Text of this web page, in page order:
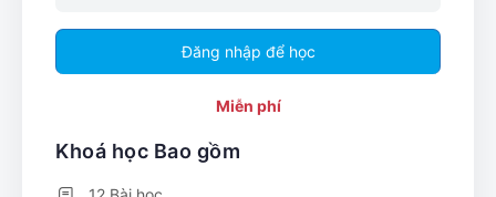
Đăng nhập để học
Miễn phí
Khoá học Bao gồm